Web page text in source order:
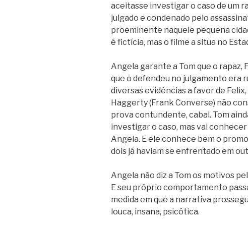
aceitasse investigar o caso de um
julgado e condenado pelo
proeminente naquele pequena
é fictícia, mas o filme a situa no
Angela garante a Tom que o rapaz,
que o defendeu no julgamento era
diversas evidências a favor de
Haggerty (Frank Converse) não
prova contundente, cabal. Tom
investigar o caso, mas vai conhecer
Angela. E ele conhece bem o
dois já haviam se enfrentado em
Angela não diz a Tom os motivos
E seu próprio comportamento
medida em que a narrativa
louca, insana, psicótica.